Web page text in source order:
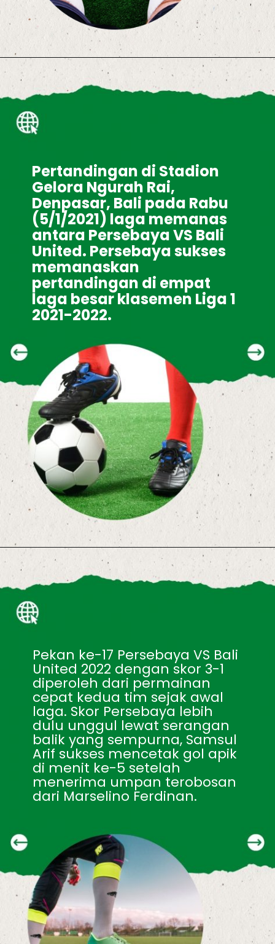
Pertandingan di Stadion
Gelora Ngurah Rai,
Denpasar, Bali pada Rabu
(5/1/2021) laga memanas
antara Persebaya VS Bali
United. Persebaya sukses
memanaskan
pertandingan di empat
laga besar klasemen Liga 1
2021-2022.
Pekan ke-17 Persebaya VS Bali
United 2022 dengan skor 3-1
diperoleh dari permainan
cepat kedua tim sejak awal
laga. Skor Persebaya lebih
dulu unggul lewat serangan
balik yang sempurna, Samsul
Arif sukses mencetak gol apik
di menit ke-5 setelah
menerima umpan terobosan
dari Marselino Ferdinan.